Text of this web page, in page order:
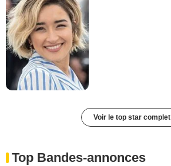
Voir le top star complet
Top Bandes-annonces